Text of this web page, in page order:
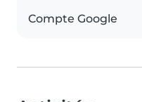
Compte Google